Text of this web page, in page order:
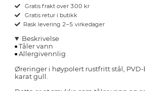
Gratis frakt over 300 kr
Gratis retur i butikk
Rask levering 2–5 virkedager
Beskrivelse
Tåler vann
Allergivennlig
Øreringer i høypolert rustfritt stål,
karat gull.